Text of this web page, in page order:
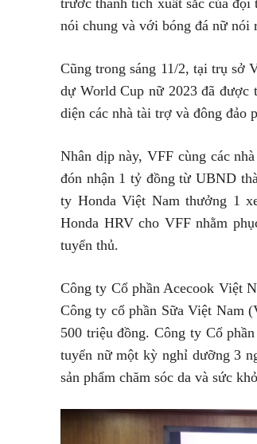
nói chung và với bóng đá nữ nói
Cũng trong sáng 11/2, tại trụ sở
dự World Cup nữ 2023 đã được
diện các nhà tài trợ và đông đảo
Nhân dịp này, VFF cùng các
đón nhận 1 tỷ đồng từ UBND
ty Honda Việt Nam thưởng 1
Honda HRV cho VFF nhằm
tuyển thủ.
Công ty Cổ phần Acecook Việt
Công ty cổ phần Sữa Việt Nam
500 triệu đồng. Công ty Cổ
tuyển nữ một kỳ nghỉ dưỡng 3
sản phẩm chăm sóc da và sức